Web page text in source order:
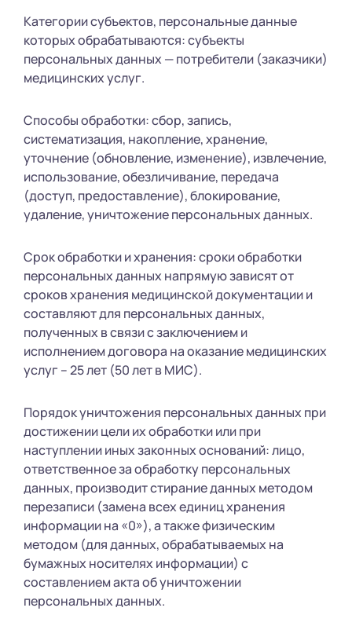
Категории субъектов, персональные данные
которых обрабатываются: субъекты
персональных данных — потребители (заказчики)
медицинских услуг.
Способы обработки: сбор, запись,
систематизация, накопление, хранение,
уточнение (обновление, изменение), извлечение,
использование, обезличивание, передача
(доступ, предоставление), блокирование,
удаление, уничтожение персональных данных.
Срок обработки и хранения: сроки обработки
персональных данных напрямую зависят от
сроков хранения медицинской документации и
составляют для персональных данных,
полученных в связи с заключением и
исполнением договора на оказание медицинских
услуг – 25 лет (50 лет в МИС).
Порядок уничтожения персональных данных при
достижении цели их обработки или при
наступлении иных законных оснований: лицо,
ответственное за обработку персональных
данных, производит стирание данных методом
перезаписи (замена всех единиц хранения
информации на «0»), а также физическим
методом (для данных, обрабатываемых на
бумажных носителях информации) с
составлением акта об уничтожении
персональных данных.